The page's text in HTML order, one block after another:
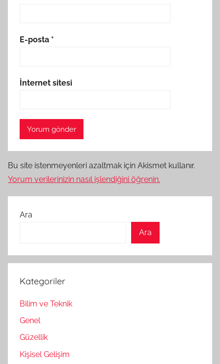
E-posta *
İnternet sitesi
Bu site istenmeyenleri azaltmak için Akismet kullanır.
Yorum verilerinizin nasıl işlendiğini öğrenin.
Ara
Ara
Kategoriler
Bilim ve Teknik
Genel
Güzellik
Kişisel Gelişim